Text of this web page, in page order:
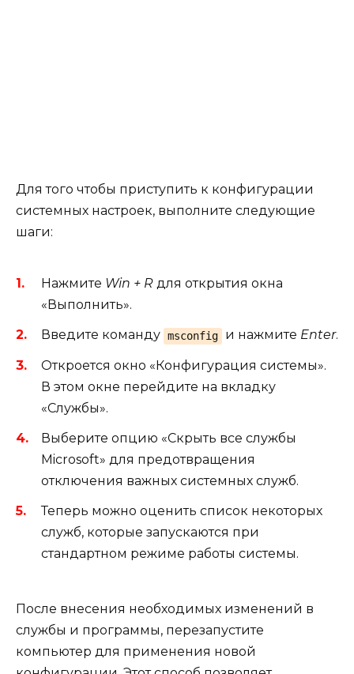
Для того чтобы приступить к конфигурации
системных настроек, выполните следующие
шаги:
Нажмите Win + R для открытия окна
«Выполнить».
Введите команду msconfig и нажмите Enter.
Откроется окно «Конфигурация системы».
В этом окне перейдите на вкладку
«Службы».
Выберите опцию «Скрыть все службы
Microsoft» для предотвращения
отключения важных системных служб.
Теперь можно оценить список некоторых
служб, которые запускаются при
стандартном режиме работы системы.
После внесения необходимых изменений в
службы и программы, перезапустите
компьютер для применения новой